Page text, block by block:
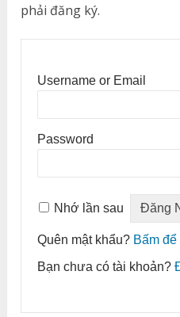
phải đăng ký.
Username or Email
Password
Nhớ lần sau
Quên mật khẩu? Bấm để
Bạn chưa có tài khoản?